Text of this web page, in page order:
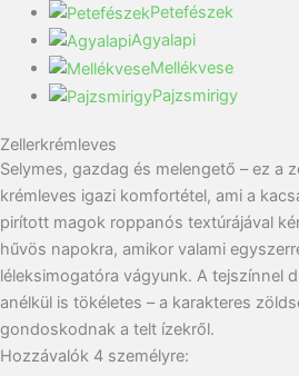
Petefészek
Agyalapi
Mellékvese
Pajzsmirigy
Zellerkrémleves
Selymes, gazdag és melengető – ez a
krémleves igazi komfortétel, ami a
pirított magok roppanós textúrájával
hűvös napokra, amikor valami
léleksimogatóra vágyunk. A tejszínnel
anélkül is tökéletes – a karakteres
gondoskodnak a telt ízekről.
Hozzávalók 4 személyre: